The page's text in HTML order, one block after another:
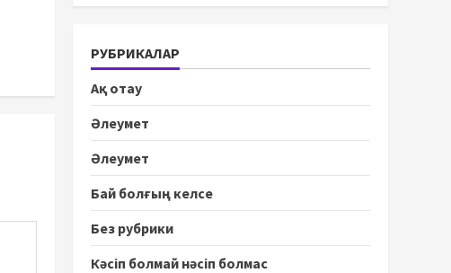
РУБРИКАЛАР
Ақ отау
Әлеумет
Әлеумет
Бай болғың келсе
Без рубрики
Кәсіп болмай нәсіп болмас